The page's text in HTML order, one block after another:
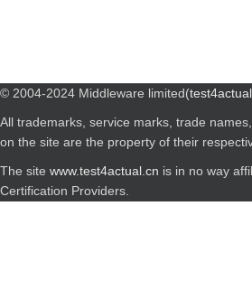
© 2004-2024 Middleware limited(test4actual
All trademarks, service marks, trade
on the site are the property of their
The site www.test4actual.cn is in no way
Certification Providers.